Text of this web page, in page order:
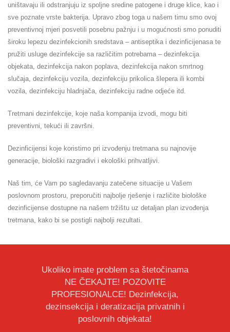
uništavaju ili odstranjuju iz spoljne sredine patogene i druge klice, kao i
sve poznate vrste bakterija. Upravo zbog toga u našem timu smo ovoj
preventivnoj mjeri posvetili posebnu pažnju i u mogućnosti smo ponuditi
široku lepezu dezinfekcionih sredstava – antiseptika i dezinficijenasa te
pružiti usluge dezinfekcije sa različitim potrebama – dezinfekcija
objekata, dezinfekcija nakon poplava, dezinfekcija nakon smrtnog
slučaja, dezinfekciju vozila, dezinfekciju prikolica šlepera ili kombi
vozila, dezinfekciju hladnjača, dezinfekciju radne odjeće itd.
Tretmani dezinfekcije, koje naša kompanija izvodi, mogu biti
preventivni, tekući ili završni.
Dezinficijensi koje koristimo pri izvođenju tretmana su najnovije
generacije, biološki razgradivi i ekološki prihvatljivi.
Naš tim, će Vam po sagledavanju zatečene situacije u Vašem
poslovnom prostoru, preporučiti najbolje rješenje i različite biološke
dezinficijense dostupne na našem tržištu uz detaljan plan izvođenja
tretmana, kako bi se postigli najbolji rezultati.
Ukoliko imate problem sa štetočinama
NE ČEKAJTE! POZOVITE
PROFESIONALCE! Dezinfekcija,
dezinsekcija i deratizacija privatnih i
poslovnih objekata!